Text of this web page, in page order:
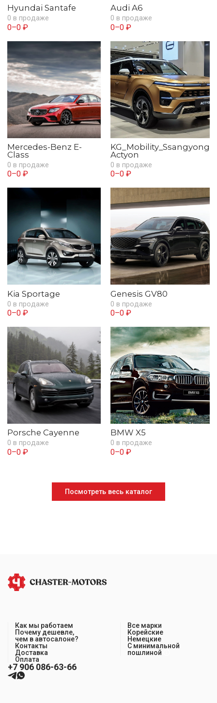
Hyundai Santafe
0 в продаже
0–0 ₽
Audi A6
0 в продаже
0–0 ₽
Mercedes-Benz E-
Class
0 в продаже
0–0 ₽
KG_Mobility_Ssangyong
Actyon
0 в продаже
0–0 ₽
Kia Sportage
0 в продаже
0–0 ₽
Genesis GV80
0 в продаже
0–0 ₽
Porsche Cayenne
0 в продаже
0–0 ₽
BMW X5
0 в продаже
0–0 ₽
Посмотреть весь каталог
Как мы работаем
Почему дешевле,
чем в автосалоне?
Контакты
Доставка
Оплата
Все марки
Корейские
Немецкие
С минимальной
пошлиной
+7 906 086-63-66